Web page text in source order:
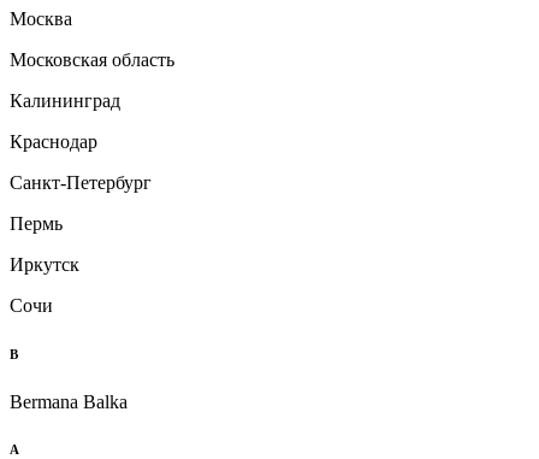
Москва
Московская область
Калининград
Краснодар
Санкт-Петербург
Пермь
Иркутск
Сочи
B
Bermana Balka
А